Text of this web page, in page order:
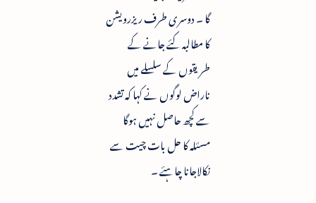
گا ۔ دوسری طرف ریزرویشن
کا مطالبہ کئے جانے کے
طریقوں کے سلسلے میں
ناراض لوگوں نے کہا کہ تشدد
سے کچھ حاصل نہیں ہوگا
مسئلہ کا حل بات چیت سے
نکالاجانا چاہئے ۔